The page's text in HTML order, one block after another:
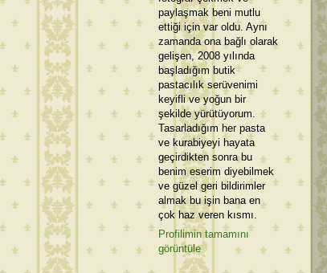
paylaşmak beni mutlu
ettiği için var oldu. Aynı
zamanda ona bağlı olarak
gelişen, 2008 yılında
başladığım butik
pastacılık serüvenimi
keyifli ve yoğun bir
şekilde yürütüyorum.
Tasarladığım her pasta
ve kurabiyeyi hayata
geçirdikten sonra bu
benim eserim diyebilmek
ve güzel geri bildirimler
almak bu işin bana en
çok haz veren kısmı.
Profilimin tamamını
görüntüle